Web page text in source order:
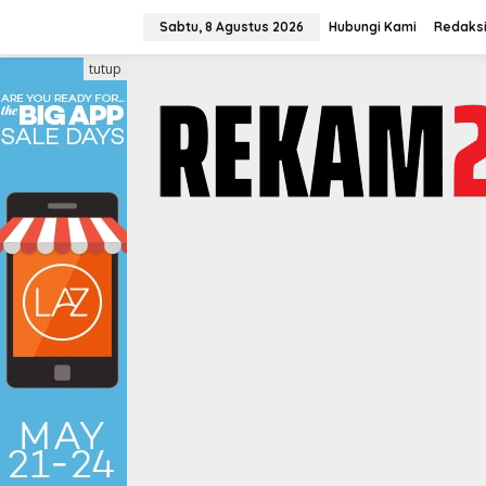
konten
Sabtu, 8 Agustus 2026 Hubungi Kami Redaksi
tutup